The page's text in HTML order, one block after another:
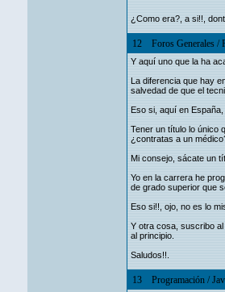
¿Como era?, a si!!,
12 Foros Generales /
Y aquí uno que la ha
La diferencia que hay
salvedad de que el
Eso si, aquí en
Tener un título lo único
¿contratas a un
Mi consejo, sácate un
Yo en la carrera he
de grado superior que
Eso si!!, ojo, no es lo
Y otra cosa, suscribo
al principio.
Saludos!!.
13 Programación /